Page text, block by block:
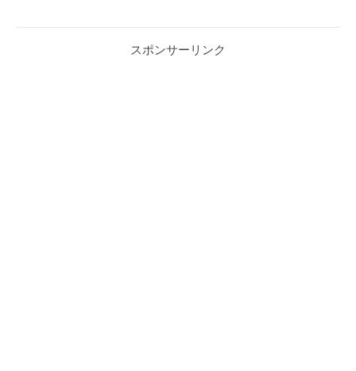
スポンサーリンク